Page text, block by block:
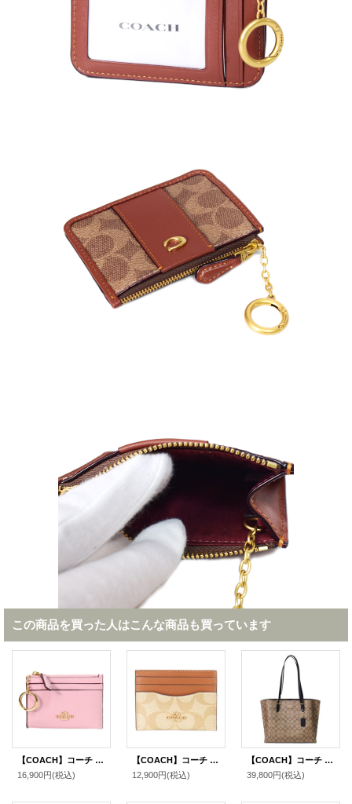
この商品を買った人はこんな商品も買っています
【COACH】コーチ カードケース クリンクル レザー ロゴ キーリング付き ミニ スキニー IDケース コインケース カーネーション（日本未発売）
16,900円(税込)
【COACH】コーチ カードケース コーティングキャンバス レザー シグネチャー ロゴ スリム ID パスケース 定期入れ 名刺入れ ライトカーキ×ライトサドル（日本未発売）
12,900円(税込)
【COACH】コーチ コーティングキャンバス スムースレザー シグネチャー モリー トートバッグ カーキ×ブラック〔日本未発売〕
39,800円(税込)